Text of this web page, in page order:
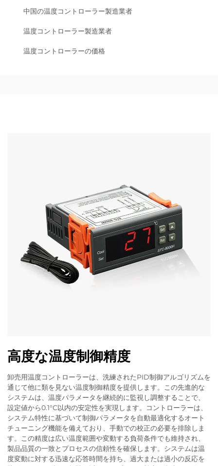
中国の温度コントローラー製造業者
温度コントローラー製造業者
温度コントローラーの価格
高度な温度制御精度
卸売用温度コントローラーは、洗練されたPID制御アルゴリズムを
通じて他に類を見ない温度制御精度を提供します。この先進的な
システムは、温度パラメータを継続的に監視し調整することで、
設定値から0.1°C以内の安定性を実現します。コントローラーは、
システム特性に基づいて制御パラメータを自動最適化するオート
チューニング機能を備えており、手動での校正の必要を排除しま
す。この精度は広い温度範囲や変動する負荷条件でも維持され、
製品品質の一致とプロセスの信頼性を確保します。システムは温
度変動に対する迅速な応答時間を持ち、過大または過小の反応を